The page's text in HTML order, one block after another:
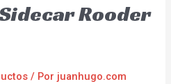
Rooder
/ Por juanhugo.com